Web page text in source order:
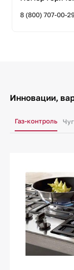
8 (800) 707-00-
Инновации,
Газ-контроль